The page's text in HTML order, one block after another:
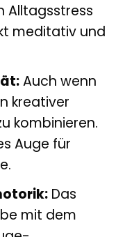
Alltagsstress
meditativ und
Auch wenn
kreativer
kombinieren.
Auge für
Das
mit dem